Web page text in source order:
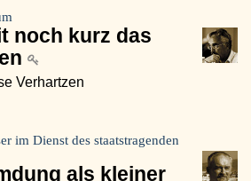
noch kurz das
Verhartzen
im Dienst des staatstragenden
als kleiner